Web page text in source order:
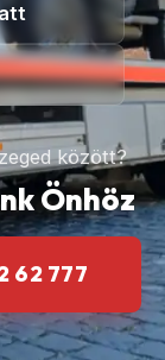
között?
Önhöz
62 777